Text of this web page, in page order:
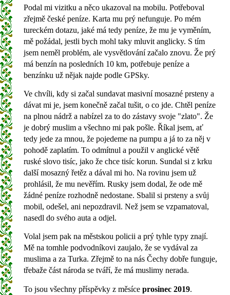
Podal mi vizitku a něco ukazoval na mobilu. Potřeboval
zřejmě české peníze. Karta mu prý nefunguje. Po mém
tureckém dotazu, jaké má tedy peníze, že mu je vyměním,
mě požádal, jestli bych mohl taky mluvit anglicky. S tím
jsem neměl problém, ale vysvětlování začalo znovu. Že prý
má benzín na posledních 10 km, potřebuje peníze a
benzínku už nějak najde podle GPSky.
Ve chvíli, kdy si začal sundavat masivní mosazné prsteny a
dávat mi je, jsem konečně začal tušit, o co jde. Chtěl peníze
na plnou nádrž a nabízel za to do zástavy svoje "zlato". Že
je dobrý muslim a všechno mi pak pošle. Říkal jsem, ať
tedy jede za mnou, že pojedeme na pumpu a já to za něj v
pohodě zaplatím. To odmítnul a použil v anglické větě
ruské slovo tisíc, jako že chce tisíc korun. Sundal si z krku
další mosazný řetěz a dával mi ho. Na rovinu jsem už
prohlásil, že mu nevěřím. Rusky jsem dodal, že ode mě
žádné peníze rozhodně nedostane. Sbalil si prsteny a svůj
mobil, odešel, ani nepozdravil. Než jsem se vzpamatoval,
nasedl do svého auta a odjel.
Volal jsem pak na městskou policii a prý tyhle typy znají.
Mě na tomhle podvodníkovi zaujalo, že se vydával za
muslima a za Turka. Zřejmě to na nás Čechy dobře funguje,
třebaže část národa se tváří, že má muslimy nerada.
To jsou všechny příspěvky z měsíce prosinec 2019.